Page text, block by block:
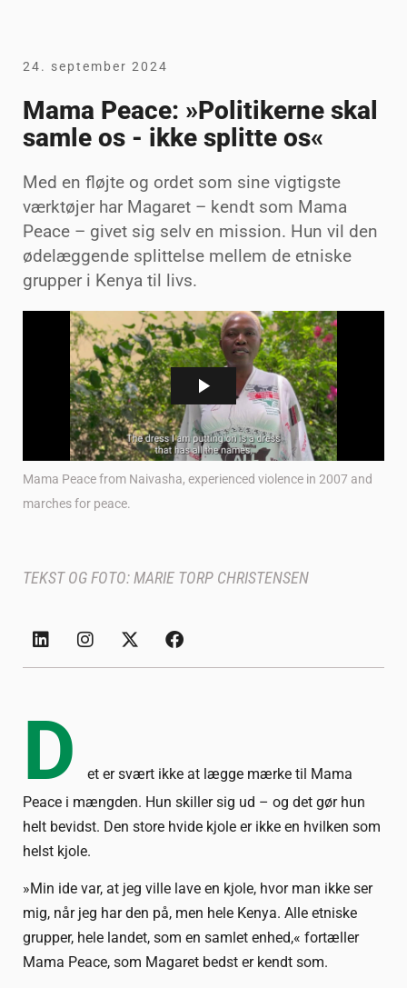
24. september 2024
Mama Peace: »Politikerne skal
samle os - ikke splitte os«
Med en fløjte og ordet som sine vigtigste
værktøjer har Magaret – kendt som Mama
Peace – givet sig selv en mission. Hun vil den
ødelæggende splittelse mellem de etniske
grupper i Kenya til livs.
Mama Peace from Naivasha, experienced violence in 2007 and
marches for peace.
TEKST OG FOTO: MARIE TORP CHRISTENSEN
D
et er svært ikke at lægge mærke til Mama
Peace i mængden. Hun skiller sig ud – og det gør hun
helt bevidst. Den store hvide kjole er ikke en hvilken som
helst kjole.
»Min ide var, at jeg ville lave en kjole, hvor man ikke ser
mig, når jeg har den på, men hele Kenya. Alle etniske
grupper, hele landet, som en samlet enhed,« fortæller
Mama Peace, som Magaret bedst er kendt som.